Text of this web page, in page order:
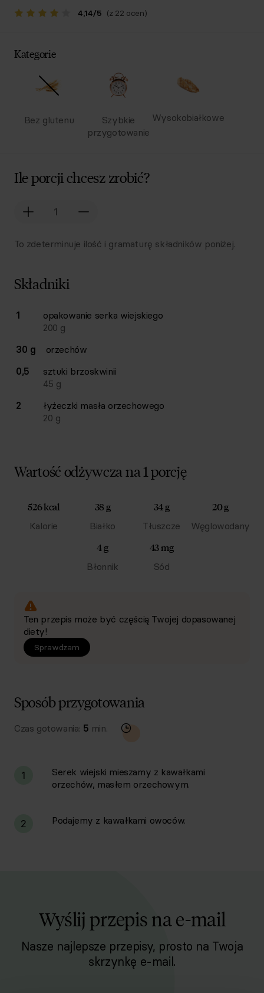
4,14/5 (z 22 ocen)
Kategorie
Bez glutenu
Szybkie
przygotowanie
Wysokobiałkowe
Ile porcji chcesz zrobić?
To zdeterminuje ilość i gramaturę składników poniżej.
Składniki
Lista składników przepisu z ilościami i wagami
Ilość Składnik
1 opakowanie serka wiejskiego
200 g
30 g
orzechów
0,5
sztuki brzoskwinii
45 g
2
łyżeczki masła orzechowego
20 g
Wartość odżywcza na 1 porcję
526 kcal
Kalorie
38 g
Białko
34 g
Tłuszcze
20 g
Węglowodany
4 g
Błonnik
43 mg
Sód
Ten przepis może być częścią Twojej dopasowanej
diety!
Sprawdzam
Sposób przygotowania
Czas gotowania: 5 min.
1
Serek wiejski mieszamy z kawałkami
orzechów, masłem orzechowym.
2 Podajemy z kawałkami owoców.
Wyślij przepis na e-mail
Nasze najlepsze przepisy, prosto na Twoja
skrzynkę e-mail.